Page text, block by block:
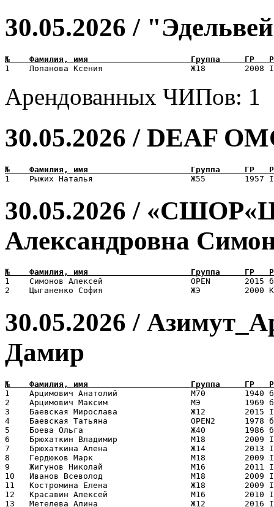
30.05.2026 /
Арендованных ЧИПов: 1
30.05.2026 / DEAF
30.05.2026 /
Александровна
1    Симонов Алексей                  OPEN
30.05.2026 /
Дамир
1    Арцимович Анатолий               М70
2    Арцимович Максим                 МЭ
3    Баевская Мирослава               Ж12
4    Баевская Татьяна                 OPEN2
5    Боева Ольга                      Ж40
6    Брюхаткин Владимир               М18
7    Брюхаткина Алена                 Ж14
8    Гердюков Марк                    М18
9    Жигунов Николай                  М16
10   Иванов Всеволод                  М18
11   Костромина Елена                 Ж18
12   Красавин Алексей                 М16
13   Метелева Алина                   Ж12